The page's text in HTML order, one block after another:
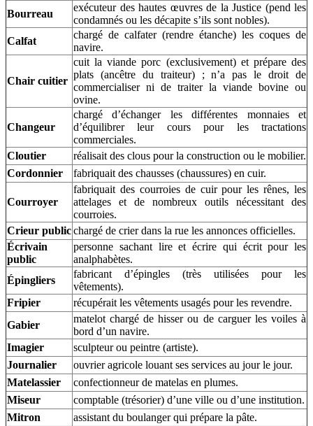
Bourreau
exécuteur des hautes œuvres de la Justice (pend les
condamnés ou les décapite s’ils sont nobles).
Calfat
chargé de calfater (rendre étanche) les coques de
navire.
Chair cuitier
cuit la viande porc (exclusivement) et prépare des
plats (ancêtre du traiteur) ; n’a pas le droit de
commercialiser ni de traiter la viande bovine ou
ovine.
Changeur
chargé d’échanger les différentes monnaies et
d’équilibrer leur cours pour les tractations
commerciales.
Cloutier
réalisait des clous pour la construction ou le mobilier.
Cordonnier
fabriquait des chausses (chaussures) en cuir.
Courroyer
fabriquait des courroies de cuir pour les rênes, les
attelages et de nombreux outils nécessitant des
courroies.
Crieur publicchargé de crier dans la rue les annonces officielles.
Écrivain
public
personne sachant lire et écrire qui écrit pour les
analphabètes.
Épingliers
fabricant d’épingles (très utilisées pour les
vêtements).
Fripier
récupérait les vêtements usagés pour les revendre.
Gabier
matelot chargé de hisser ou de carguer les voiles à
bord d’un navire.
Imagier
sculpteur ou peintre (artiste).
Journalier
ouvrier agricole louant ses services au jour le jour.
Matelassier
confectionneur de matelas en plumes.
Miseur
comptable (trésorier) d’une ville ou d’une institution.
Mitron
assistant du boulanger qui prépare la pâte.